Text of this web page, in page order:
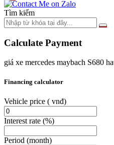
Tìm kiếm
Calculate Payment
giá xe mercedes maybach S680
Financing calculator
Vehicle price ( vnđ)
Interest rate (%)
Period (month)